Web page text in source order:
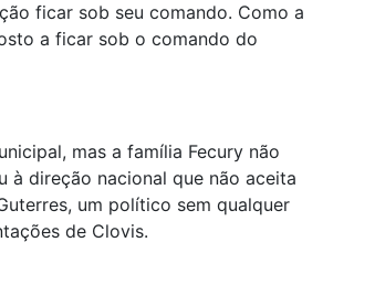
ficar sob seu comando. Como a
a ficar sob o comando do
mas a família Fecury não
à direção nacional que não aceita
um político sem qualquer
de Clovis.